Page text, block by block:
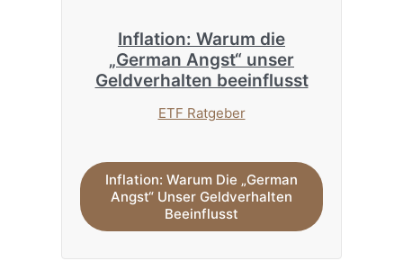
Inflation: Warum die
„German Angst“ unser
Geldverhalten beeinflusst
ETF Ratgeber
Inflation: Warum Die „German
Angst“ Unser Geldverhalten
Beeinflusst